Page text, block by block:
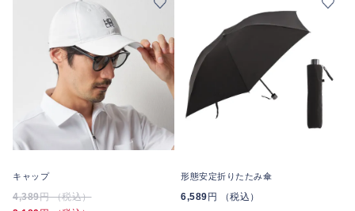
キャップ
4,389円 （税込）
形態安定折りたたみ傘
6,589円 （税込）